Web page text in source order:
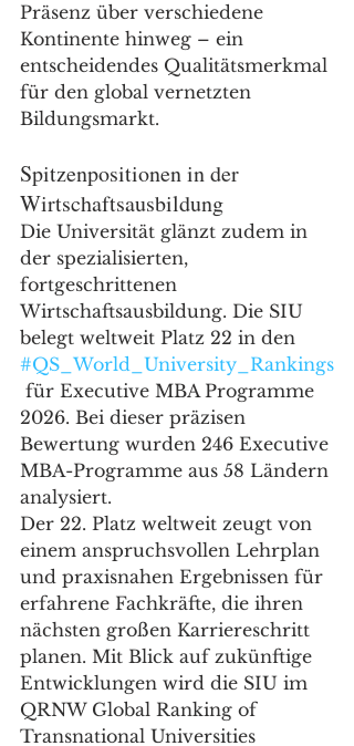
Präsenz über verschiedene
Kontinente hinweg – ein
entscheidendes Qualitätsmerkmal
für den global vernetzten
Bildungsmarkt.
Spitzenpositionen in der
Wirtschaftsausbildung
Die Universität glänzt zudem in
der spezialisierten,
fortgeschrittenen
Wirtschaftsausbildung. Die SIU
belegt weltweit Platz 22 in den
#QS_World_University_Rankings
für Executive MBA Programme
2026. Bei dieser präzisen
Bewertung wurden 246 Executive
MBA-Programme aus 58 Ländern
analysiert.
Der 22. Platz weltweit zeugt von
einem anspruchsvollen Lehrplan
und praxisnahen Ergebnissen für
erfahrene Fachkräfte, die ihren
nächsten großen Karriereschritt
planen. Mit Blick auf zukünftige
Entwicklungen wird die SIU im
QRNW Global Ranking of
Transnational Universities